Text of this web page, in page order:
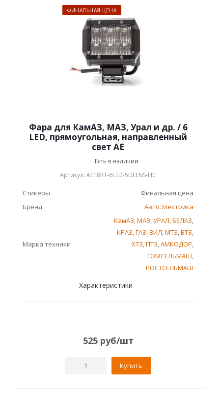
ФИНАЛЬНАЯ ЦЕНА
Фара для КамАЗ, МАЗ, Урал и др. / 6
LED, прямоугольная, направленный
свет АЕ
Есть в наличии
Артикул: AE18RT-6LED-5DLENS-HC
Стикеры
Финальная цена
Бренд
АвтоЭлектрика
Марка техники
КамАЗ,МАЗ,УРАЛ,БЕЛАЗ,
КРАЗ,ГАЗ, ЗИЛ,МТЗ,ВТЗ,
ХТЗ,ПТЗ,АМКОДОР,
ГОМСЕЛЬМАШ,
РОСТСЕЛЬМАШ
Характеристики
525 руб/шт
Купить